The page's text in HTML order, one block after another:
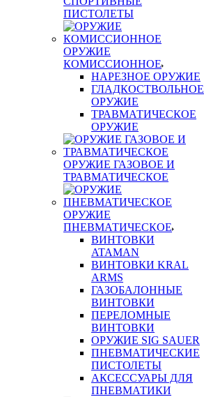
ПИСТОЛЕТЫ
ОРУЖИЕ
КОМИССИОННОЕ
НАРЕЗНОЕ ОРУЖИЕ
ГЛАДКОСТВОЛЬНОЕ
ОРУЖИЕ
ТРАВМАТИЧЕСКОЕ
ОРУЖИЕ
ОРУЖИЕ ГАЗОВОЕ И
ТРАВМАТИЧЕСКОЕ
ОРУЖИЕ
ПНЕВМАТИЧЕСКОЕ
ВИНТОВКИ
ATAMAN
ВИНТОВКИ KRAL
ARMS
ГАЗОБАЛОННЫЕ
ВИНТОВКИ
ПЕРЕЛОМНЫЕ
ВИНТОВКИ
ОРУЖИЕ SIG SAUER
ПНЕВМАТИЧЕСКИЕ
ПИСТОЛЕТЫ
АКСЕССУАРЫ ДЛЯ
ПНЕВМАТИКИ